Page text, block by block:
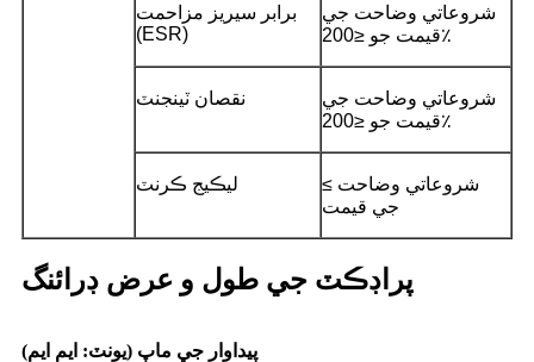
برابر سيريز مزاحمت
(ESR)
شروعاتي وضاحت جي
قيمت جو ≤200٪
نقصان ٽينجنٽ
شروعاتي وضاحت جي
قيمت جو ≤200٪
ليڪيج ڪرنٽ
≤ شروعاتي وضاحت
جي قيمت
پراڊڪٽ جي طول و عرض ڊرائنگ
پيداوار جي ماپ (يونٽ: ايم ايم)